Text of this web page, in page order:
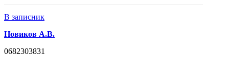
В записник
Новиков А.В.
0682303831